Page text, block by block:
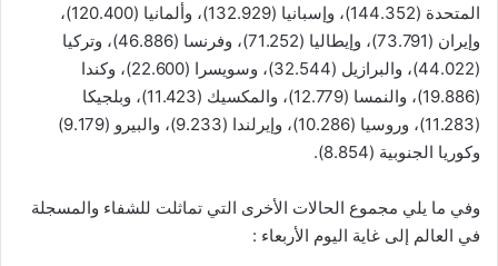
المتحدة (144.352)، وإسبانيا (132.929)، وألمانيا (120.400)،
وإيران (73.791)، وإيطاليا (71.252)، وفرنسا (46.886)، وتركيا
(44.022)، والبرازيل (32.544)، وسويسرا (22.600)، وكندا
(19.886)، والنمسا (12.779)، والمكسيك (11.423)، وبلجيكا
(11.283)، وروسيا (10.286)، وإيرلندا (9.233)، والبيرو (9.179)
وكوريا الجنوبية (8.854).
وفي ما يلي مجموع الحالات الأخرى التي تماثلت للشفاء والمسجلة
في العالم إلى غاية اليوم الأربعاء :